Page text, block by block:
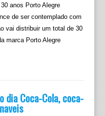
anos Porto Alegre
de ser contemplado com
vai distribuir um total de 30
marca Porto Alegre
dia Coca-Cola, coca-